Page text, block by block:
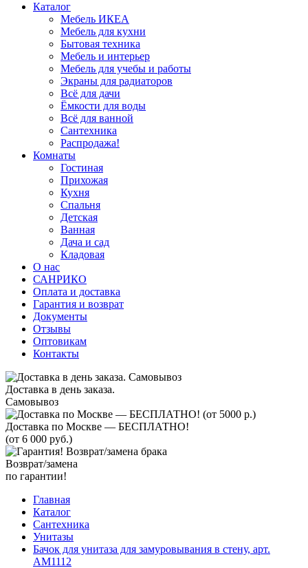
Каталог
Мебель ИКЕА
Мебель для кухни
Бытовая техника
Мебель и интерьер
Мебель для учебы и работы
Экраны для радиаторов
Всё для дачи
Ёмкости для воды
Всё для ванной
Сантехника
Распродажа!
Комнаты
Гостиная
Прихожая
Кухня
Спальня
Детская
Ванная
Дача и сад
Кладовая
О нас
САНРИКО
Оплата и доставка
Гарантия и возврат
Документы
Отзывы
Оптовикам
Контакты
Доставка в день заказа.
Самовывоз
Доставка по Москве — БЕСПЛАТНО!
(от 6 000 руб.)
Возврат/замена
по гарантии!
Главная
Каталог
Сантехника
Унитазы
Бачок для унитаза для замуровывания в стену, арт.
AM1112